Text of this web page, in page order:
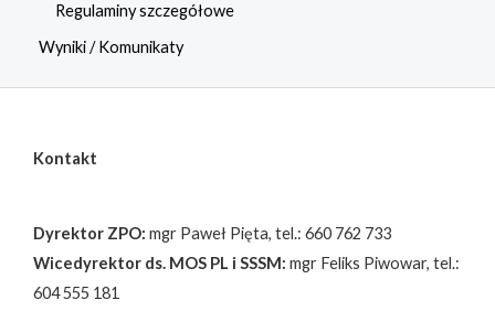
Regulaminy szczegółowe
Wyniki / Komunikaty
Kontakt
Dyrektor ZPO: mgr Paweł Pięta, tel.: 660 762 733
Wicedyrektor ds. MOS PL i SSSM: mgr Feliks Piwowar, tel.:
604 555 181